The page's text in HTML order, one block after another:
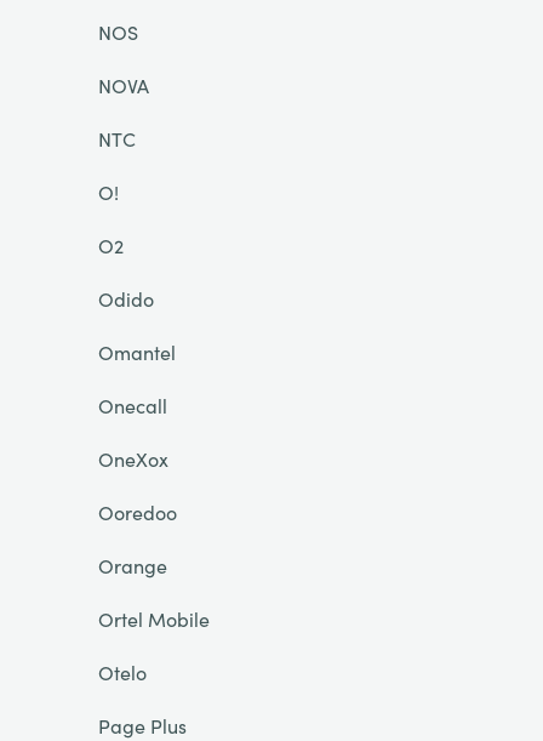
NOS
NOVA
NTC
O!
O2
Odido
Omantel
Onecall
OneXox
Ooredoo
Orange
Ortel Mobile
Otelo
Page Plus